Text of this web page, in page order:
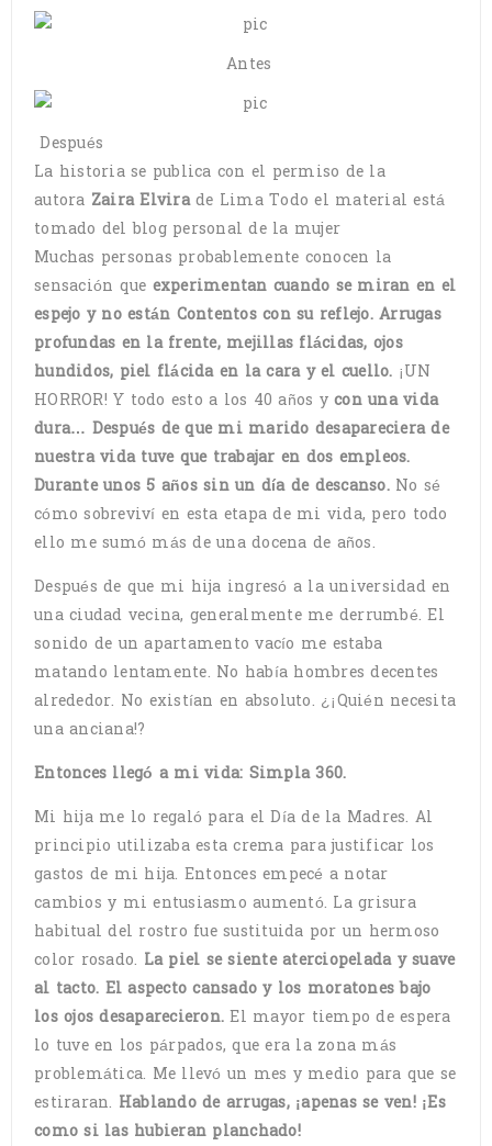
Antes
Después
La historia se publica con el permiso de la
autora Zaira Elvirade Lima Todo el material está
tomado del blog personal de la mujer
Muchas personas probablemente conocen la
sensación que experimentan cuando se miran en el
espejo y no están Contentos con su reflejo. Arrugas
profundas en la frente, mejillas flácidas, ojos
hundidos, piel flácida en la cara y el cuello. ¡UN
HORROR! Y todo esto a los 40 años y con una vida
dura… Después de que mi marido desapareciera de
nuestra vida tuve que trabajar en dos empleos.
Durante unos 5 años sin un día de descanso. No sé
cómo sobreviví en esta etapa de mi vida, pero todo
ello me sumó más de una docena de años.
Después de que mi hija ingresó a la universidad en
una ciudad vecina, generalmente me derrumbé. El
sonido de un apartamento vacío me estaba
matando lentamente. No había hombres decentes
alrededor. No existían en absoluto. ¿¡Quién necesita
una anciana!?
Entonces llegó a mi vida: Simpla 360.
Mi hija me lo regaló para el Día de la Madres. Al
principio utilizaba esta crema para justificar los
gastos de mi hija. Entonces empecé a notar
cambios y mi entusiasmo aumentó. La grisura
habitual del rostro fue sustituida por un hermoso
color rosado. La piel se siente aterciopelada y suave
al tacto. El aspecto cansado y los moratones bajo
los ojos desaparecieron.El mayor tiempo de espera
lo tuve en los párpados, que era la zona más
problemática. Me llevó un mes y medio para que se
estiraran. Hablando de arrugas, ¡apenas se ven! ¡Es
como si las hubieran planchado!